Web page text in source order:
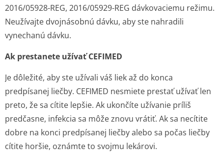
2016/05928-REG, 2016/05929-REG dávkovaciemu režimu.
Neužívajte dvojnásobnú dávku, aby ste nahradili
vynechanú dávku.
Ak prestanete užívať CEFIMED
Je dôležité, aby ste užívali váš liek až do konca
predpísanej liečby. CEFIMED nesmiete prestať užívať len
preto, že sa cítite lepšie. Ak ukončíte užívanie príliš
predčasne, infekcia sa môže znovu vrátiť. Ak sa necítite
dobre na konci predpísanej liečby alebo sa počas liečby
cítite horšie, oznámte to svojmu lekárovi.